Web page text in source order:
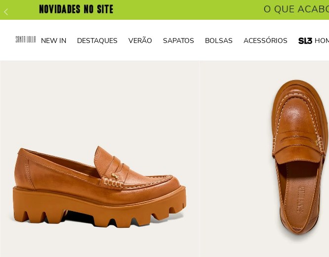
NEW IN DESTAQUES VERÃO SAPATOS BOLSAS ACESSÓRIOS